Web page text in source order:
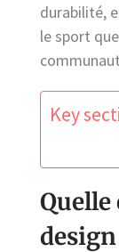
durabilité,
le sport
Key